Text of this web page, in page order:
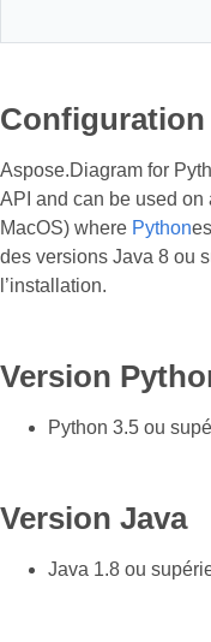
Configuration
Aspose.Diagram for
API and can be used on
MacOS) where Python
des versions Java 8 ou
l’installation.
Version
Python 3.5 ou
Version Java
Java 1.8 ou